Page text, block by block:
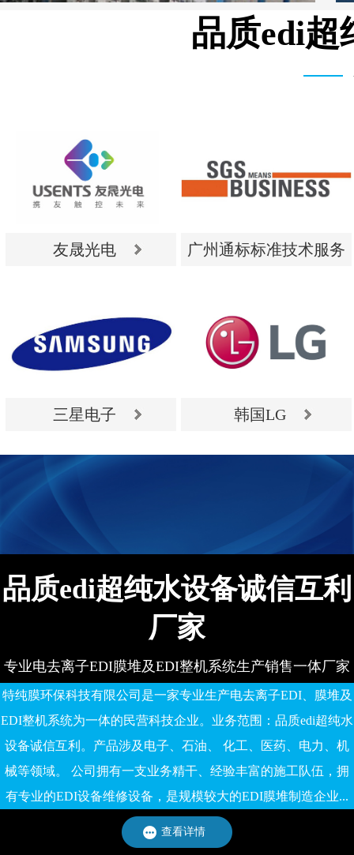
品质edi超
友晟光电
友晟光电
广州通标标准技术服务
广州通标标准技术服务
有限公司
三星电子 韩国LG
品质edi超纯水设备诚信互利
厂家
专业电去离子EDI膜堆及EDI整机系统生产销售一体厂家
特纯膜环保科技有限公司是一家专业生产电去离子EDI、膜堆及
EDI整机系统为一体的民营科技企业。业务范围：品质edi超纯水
设备诚信互利。产品涉及电子、石油、 化工、医药、电力、机
械等领域。 公司拥有一支业务精干、经验丰富的施工队伍，拥
有专业的EDI设备维修设备，是规模较大的EDI膜堆制造企业...
查看详情